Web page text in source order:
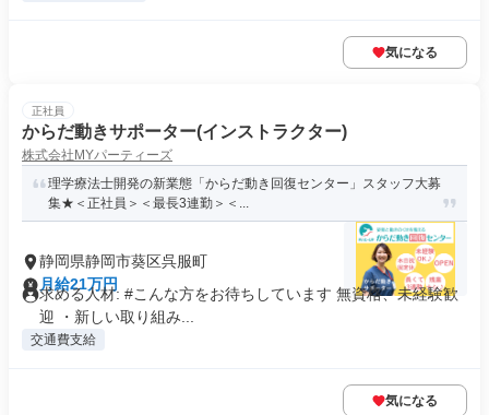
気になる
正社員
からだ動きサポーター(インストラクター)
株式会社MYパーティーズ
理学療法士開発の新業態「からだ動き回復センター」スタッフ大募
集★＜正社員＞＜最⾧3連勤＞＜...
静岡県静岡市葵区呉服町
月給21万円
求める人材: #こんな方をお待ちしています 無資格、未経験歓
迎 ・新しい取り組み...
交通費支給
気になる